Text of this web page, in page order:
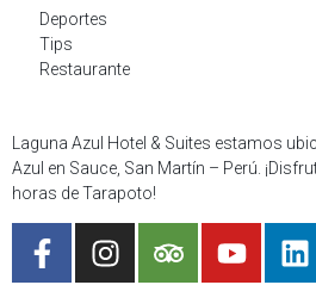
Deportes
Tips
Restaurante
Laguna Azul Hotel & Suites estamos
Azul en Sauce, San Martín – Perú.
horas de Tarapoto!